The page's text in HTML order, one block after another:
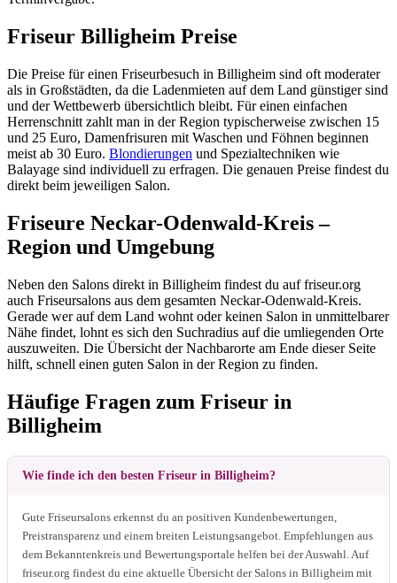
Friseur Billigheim Preise
Die Preise für einen Friseurbesuch in Billigheim sind oft moderater
als in Großstädten, da die Ladenmieten auf dem Land günstiger sind
und der Wettbewerb übersichtlich bleibt. Für einen einfachen
Herrenschnitt zahlt man in der Region typischerweise zwischen 15
und 25 Euro, Damenfrisuren mit Waschen und Föhnen beginnen
meist ab 30 Euro. Blondierungen und Spezialtechniken wie
Balayage sind individuell zu erfragen. Die genauen Preise findest du
direkt beim jeweiligen Salon.
Friseure Neckar-Odenwald-Kreis –
Region und Umgebung
Neben den Salons direkt in Billigheim findest du auf friseur.org
auch Friseursalons aus dem gesamten Neckar-Odenwald-Kreis.
Gerade wer auf dem Land wohnt oder keinen Salon in unmittelbarer
Nähe findet, lohnt es sich den Suchradius auf die umliegenden Orte
auszuweiten. Die Übersicht der Nachbarorte am Ende dieser Seite
hilft, schnell einen guten Salon in der Region zu finden.
Häufige Fragen zum Friseur in
Billigheim
Wie finde ich den besten Friseur in Billigheim?
Gute Friseursalons erkennst du an positiven Kundenbewertungen,
Preistransparenz und einem breiten Leistungsangebot. Empfehlungen aus
dem Bekanntenkreis und Bewertungsportale helfen bei der Auswahl. Auf
friseur.org findest du eine aktuelle Übersicht der Salons in Billigheim mit